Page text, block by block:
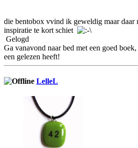
die bentobox vvind ik geweldig maar daar
inspiratie te kort schiet
Gelogd
Ga vanavond naar bed met een goed
een gelezen heeft!
LelleL